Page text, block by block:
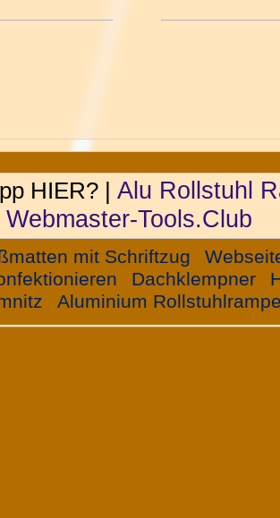
HIER? |Alu Rollstuhl
Webmaster-Tools.Club
mit Schriftzug
Dachklempner
Aluminium